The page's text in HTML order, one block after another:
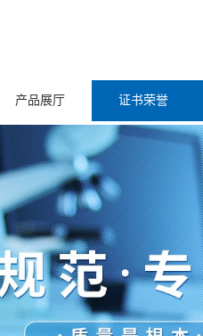
产品展厅 证书荣誉